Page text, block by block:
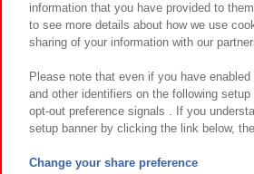
information that you have provided to
to see more details about how we use
sharing of your information with our
Please note that even if you have
and other identifiers on the following
opt-out preference signals . If you
setup banner by clicking the link below,
Change your share preference